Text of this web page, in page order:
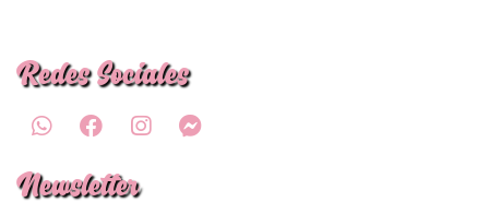
Redes Sociales
Newsletter